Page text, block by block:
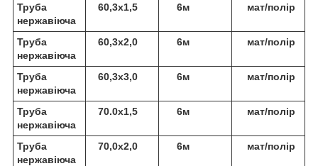
Труба
нержавіюча
60,3х1,5 6м мат/полір
Труба
нержавіюча
60,3х2,0 6м мат/полір
Труба
нержавіюча
60,3х3,0 6м мат/полір
Труба
нержавіюча
70.0х1,5 6м мат/полір
Труба
нержавіюча
70,0х2,0 6м мат/полір